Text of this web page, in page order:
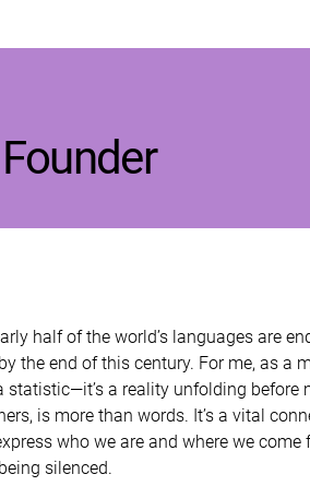
half of the world’s languages are
the end of this century. For me, as a
a reality unfolding before
is more than words. It’s a vital
who we are and where we
silenced.